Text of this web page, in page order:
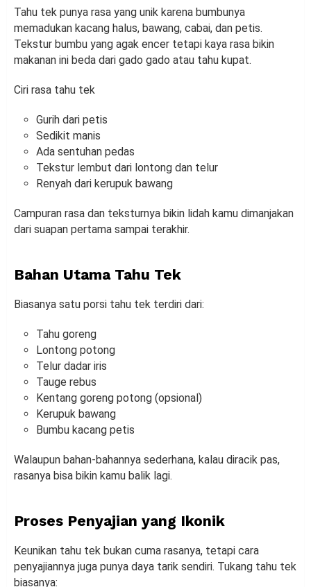
Tahu tek punya rasa yang unik karena bumbunya
memadukan kacang halus, bawang, cabai, dan petis.
Tekstur bumbu yang agak encer tetapi kaya rasa bikin
makanan ini beda dari gado gado atau tahu kupat.
Ciri rasa tahu tek
Gurih dari petis
Sedikit manis
Ada sentuhan pedas
Tekstur lembut dari lontong dan telur
Renyah dari kerupuk bawang
Campuran rasa dan teksturnya bikin lidah kamu dimanjakan
dari suapan pertama sampai terakhir.
Bahan Utama Tahu Tek
Biasanya satu porsi tahu tek terdiri dari:
Tahu goreng
Lontong potong
Telur dadar iris
Tauge rebus
Kentang goreng potong (opsional)
Kerupuk bawang
Bumbu kacang petis
Walaupun bahan-bahannya sederhana, kalau diracik pas,
rasanya bisa bikin kamu balik lagi.
Proses Penyajian yang Ikonik
Keunikan tahu tek bukan cuma rasanya, tetapi cara
penyajiannya juga punya daya tarik sendiri. Tukang tahu tek
biasanya: